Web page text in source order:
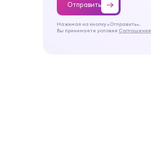
Отправить
Нажимая на кнопку «Отправить»,
Вы принимаете условия Соглашения